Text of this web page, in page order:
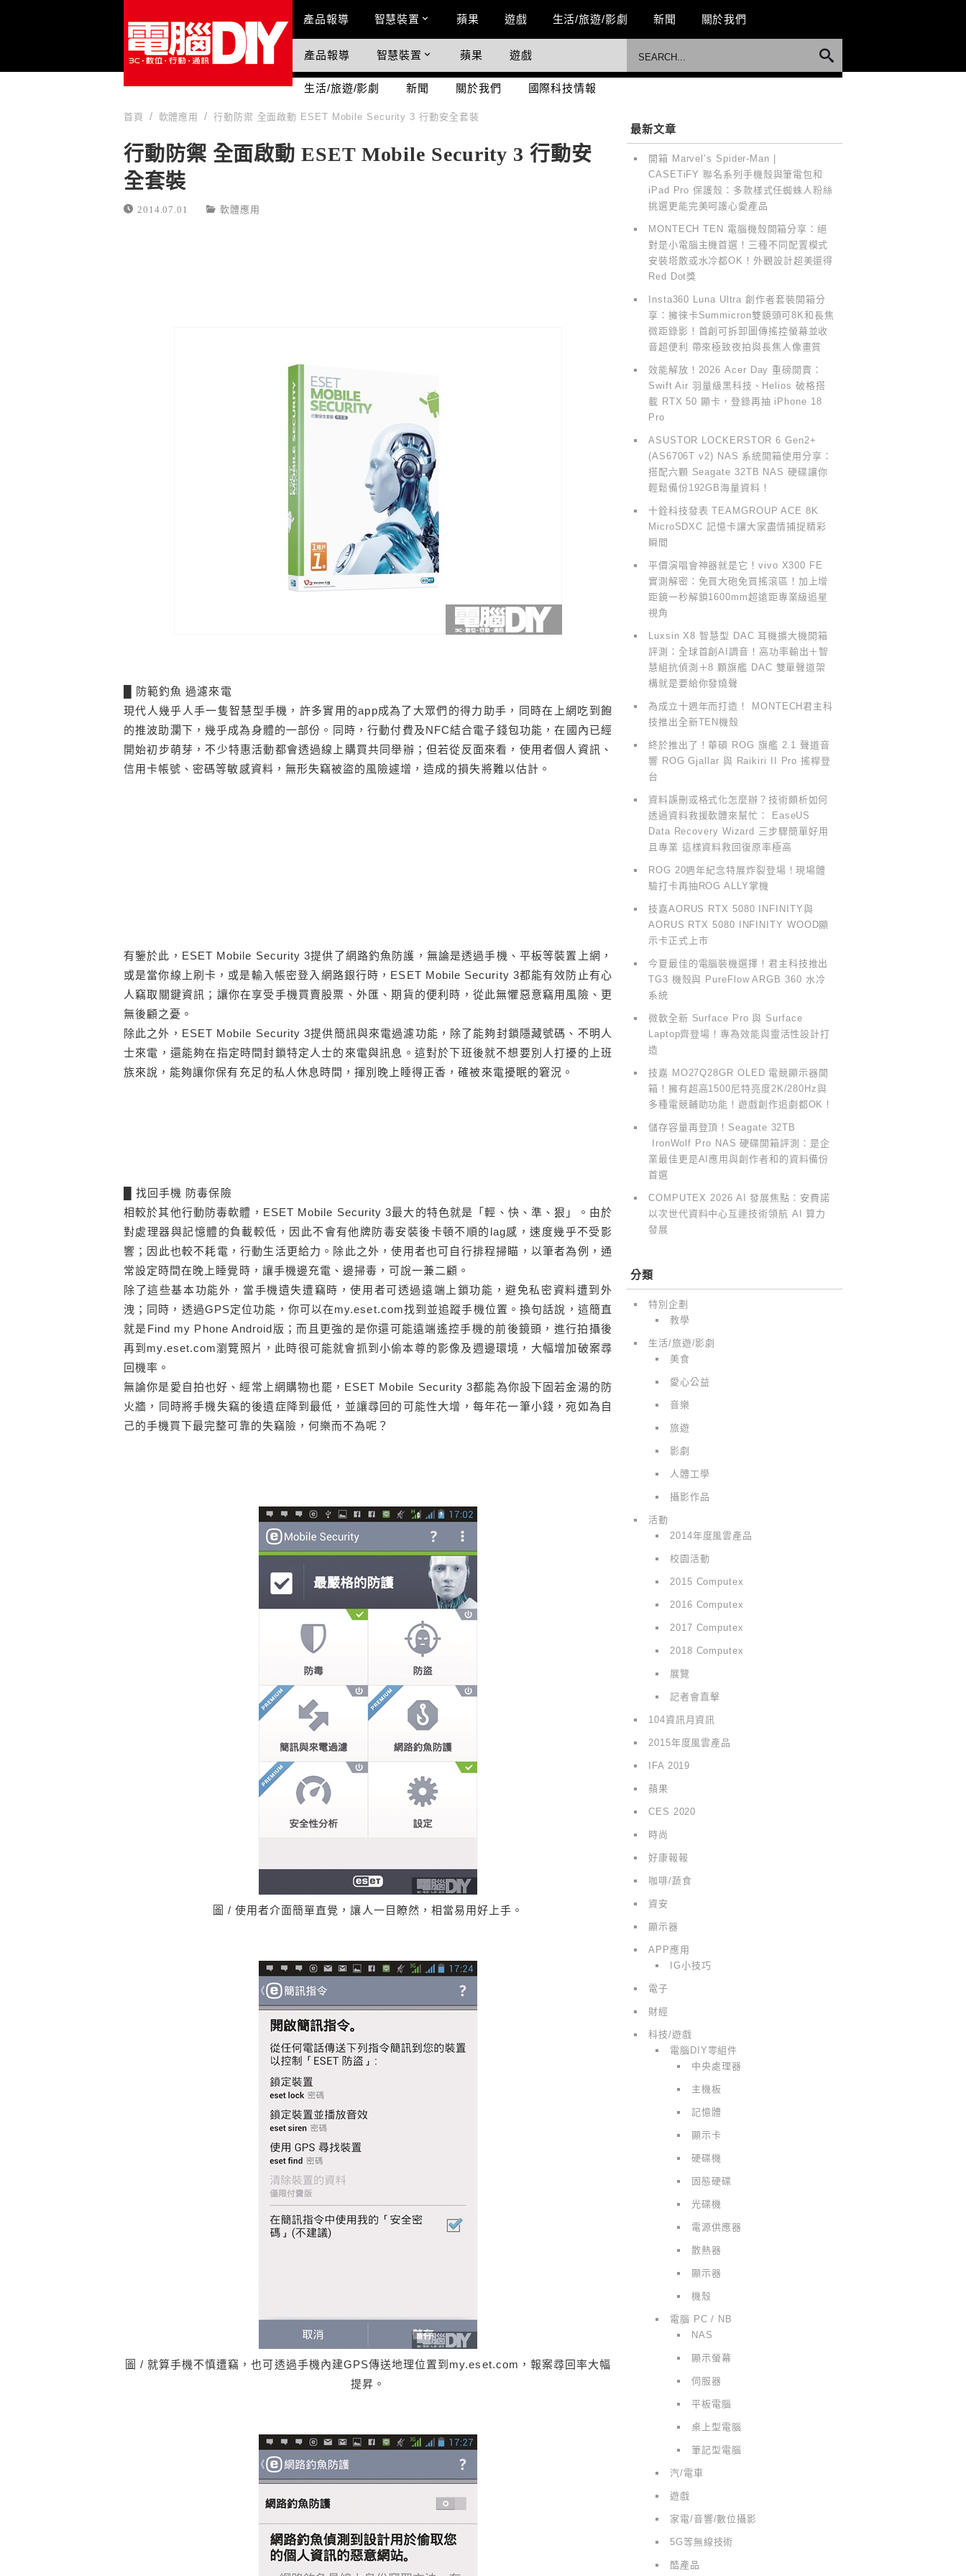
Main Menu
產品報導 智慧裝置 蘋果 遊戲 生活/旅遊/影劇 新聞 關於我們
國際科技情報
產品報導 智慧裝置 蘋果 遊戲
生活/旅遊/影劇 新聞 關於我們 國際科技情報
首頁 軟體應用 行動防禦 全面啟動 ESET Mobile Security 3 行動安全套裝
行動防禦 全面啟動 ESET Mobile Security 3 行動安
全套裝
2014.07.01 軟體應用
█ 防範釣魚 過濾來電
現代人幾乎人手一隻智慧型手機，許多實用的app成為了大眾們的得力助手，同時在上網吃到飽
的推波助瀾下，幾乎成為身體的一部份。同時，行動付費及NFC結合電子錢包功能，在國內已經
開始初步萌芽，不少特惠活動都會透過線上購買共同舉辦；但若從反面來看，使用者個人資訊、
信用卡帳號、密碼等敏感資料，無形失竊被盜的風險遽增，造成的損失將難以估計。
有鑒於此，ESET Mobile Security 3提供了網路釣魚防護，無論是透過手機、平板等裝置上網，
或是當你線上刷卡，或是輸入帳密登入網路銀行時，ESET Mobile Security 3都能有效防止有心
人竊取關鍵資訊；讓你在享受手機買賣股票、外匯、期貨的便利時，從此無懼惡意竊用風險、更
無後顧之憂。
除此之外，ESET Mobile Security 3提供簡訊與來電過濾功能，除了能夠封鎖隱藏號碼、不明人
士來電，還能夠在指定時間封鎖特定人士的來電與訊息。這對於下班後就不想要別人打擾的上班
族來說，能夠讓你保有充足的私人休息時間，揮別晚上睡得正香，確被來電擾眠的窘況。
█ 找回手機 防毒保險
相較於其他行動防毒軟體，ESET Mobile Security 3最大的特色就是「輕、快、準、狠」。由於
對處理器與記憶體的負載較低，因此不會有他牌防毒安裝後卡頓不順的lag感，速度幾乎不受影
響；因此也較不耗電，行動生活更給力。除此之外，使用者也可自行排程掃瞄，以筆者為例，通
常設定時間在晚上睡覺時，讓手機邊充電、邊掃毒，可說一兼二顧。
除了這些基本功能外，當手機遺失遭竊時，使用者可透過遠端上鎖功能，避免私密資料遭到外
洩；同時，透過GPS定位功能，你可以在my.eset.com找到並追蹤手機位置。換句話說，這簡直
就是Find my Phone Android版；而且更強的是你還可能遠端遙控手機的前後鏡頭，進行拍攝後
再到my.eset.com瀏覽照片，此時很可能就會抓到小偷本尊的影像及週邊環境，大幅增加破案尋
回機率。
無論你是愛自拍也好、經常上網購物也罷，ESET Mobile Security 3都能為你設下固若金湯的防
火牆，同時將手機失竊的後遺症降到最低，並讓尋回的可能性大增，每年花一筆小錢，宛如為自
己的手機買下最完整可靠的失竊險，何樂而不為呢？
圖 / 使用者介面簡單直覺，讓人一目瞭然，相當易用好上手。
圖 / 就算手機不慎遭竊，也可透過手機內建GPS傳送地理位置到my.eset.com，報案尋回率大幅
提昇。
最新文章
開箱 Marvel’s Spider-Man |
CASETiFY 聯名系列手機殼與筆電包和
iPad Pro 保護殼：多款樣式任蜘蛛人粉絲
挑選更能完美呵護心愛產品
MONTECH TEN 電腦機殼開箱分享：絕
對是小電腦主機首選！三種不同配置模式
安裝塔散或水冷都OK！外觀設計超美還得
Red Dot獎
Insta360 Luna Ultra 創作者套裝開箱分
享：擁徠卡Summicron雙鏡頭可8K和長焦
微距錄影！首創可拆卸圖傳搖控螢幕並收
音超便利 帶來極致夜拍與長焦人像畫質
效能解放！2026 Acer Day 重磅開賣：
Swift Air 羽量級黑科技、Helios 破格搭
載 RTX 50 顯卡，登錄再抽 iPhone 18
Pro
ASUSTOR LOCKERSTOR 6 Gen2+
(AS6706T v2) NAS 系統開箱使用分享：
搭配六顆 Seagate 32TB NAS 硬碟讓你
輕鬆備份192GB海量資料！
十銓科技發表 TEAMGROUP ACE 8K
MicroSDXC 記憶卡讓大家盡情捕捉精彩
瞬間
平價演唱會神器就是它！vivo X300 FE
實測解密：免買大砲免買搖滾區！加上增
距鏡一秒解鎖1600mm超遠距專業級追星
視角
Luxsin X8 智慧型 DAC 耳機擴大機開箱
評測：全球首創AI調音！高功率輸出＋智
慧組抗偵測＋8 顆旗艦 DAC 雙單聲道架
構就是要給你發燒聲
為成立十週年而打造！ MONTECH君主科
技推出全新TEN機殼
終於推出了！華碩 ROG 旗艦 2.1 聲道音
響 ROG Gjallar 與 Raikiri II Pro 搖桿登
台
資料誤刪或格式化怎麼辦？技術頗析如何
透過資料救援軟體來幫忙： EaseUS
Data Recovery Wizard 三步驟簡單好用
且專業 這樣資料救回復原率極高
ROG 20週年紀念特展炸裂登場！現場體
驗打卡再抽ROG ALLY掌機
技嘉AORUS RTX 5080 INFINITY與
AORUS RTX 5080 INFINITY WOOD顯
示卡正式上市
今夏最佳的電腦裝機選擇！君主科技推出
TG3 機殼與 PureFlow ARGB 360 水冷
系統
微軟全新 Surface Pro 與 Surface
Laptop齊登場！專為效能與靈活性設計打
造
技嘉 MO27Q28GR OLED 電競顯示器開
箱！擁有超高1500尼特亮度2K/280Hz與
多種電競輔助功能！遊戲創作追劇都OK！
儲存容量再登頂！Seagate 32TB
IronWolf Pro NAS 硬碟開箱評測：是企
業最佳更是AI應用與創作者和的資料備份
首選
COMPUTEX 2026 AI 發展焦點：安費諾
以次世代資料中心互連技術領航 AI 算力
發展
分類
特別企劃
教學
生活/旅遊/影劇
美食
愛心公益
音樂
旅遊
影劇
人體工學
攝影作品
活動
2014年度風雲產品
校園活動
2015 Computex
2016 Computex
2017 Computex
2018 Computex
展覽
記者會直擊
104資訊月資訊
2015年度風雲產品
IFA 2019
蘋果
CES 2020
時尚
好康報報
咖啡/蔬食
資安
顯示器
APP應用
IG小技巧
電子
財經
科技/遊戲
電腦DIY零組件
中央處理器
主機板
記憶體
顯示卡
硬碟機
固態硬碟
光碟機
電源供應器
散熱器
顯示器
機殼
電腦 PC / NB
NAS
顯示螢幕
伺服器
平板電腦
桌上型電腦
筆記型電腦
汽/電車
遊戲
家電/音響/數位攝影
5G等無線技術
酷產品